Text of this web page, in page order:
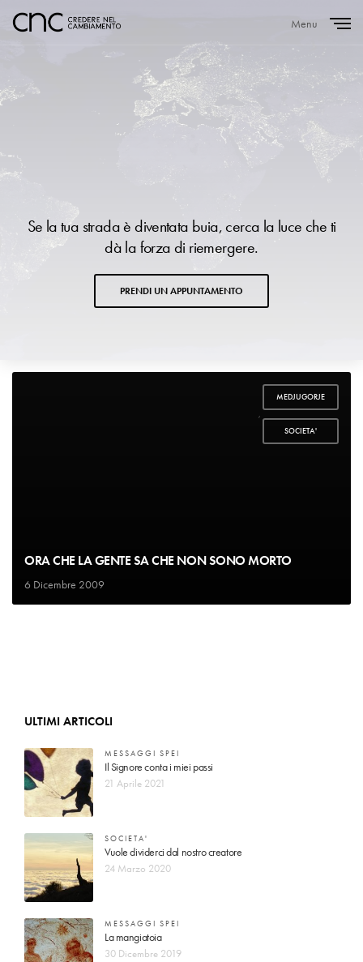
Menu
Se la tua strada è diventata buia, cerca la luce che ti
dà la forza di riemergere.
PRENDI UN APPUNTAMENTO
MEDJUGORJE
,
SOCIETA'
ORA CHE LA GENTE SA CHE NON SONO MORTO
6 Dicembre 2009
ULTIMI ARTICOLI
MESSAGGI SPEI
Il Signore conta i miei passi
21 Aprile 2021
SOCIETA'
Vuole dividerci dal nostro creatore
24 Marzo 2020
MESSAGGI SPEI
La mangiatoia
30 Dicembre 2019